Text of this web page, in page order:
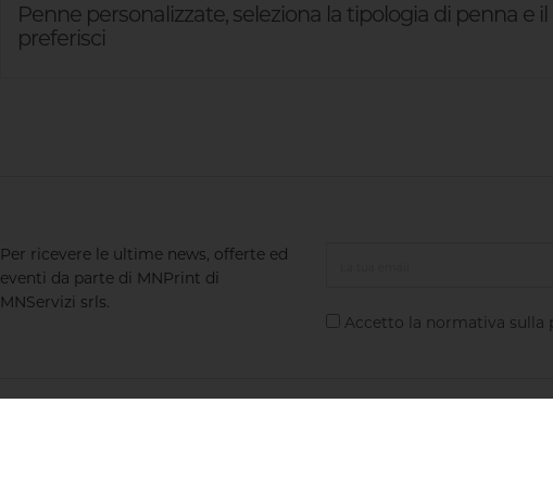
Penne personalizzate, seleziona la tipologia di penna e
preferisci
Per ricevere le ultime news, offerte ed
eventi da parte di MNPrint di
MNServizi srls.
Accetto la normativa sulla